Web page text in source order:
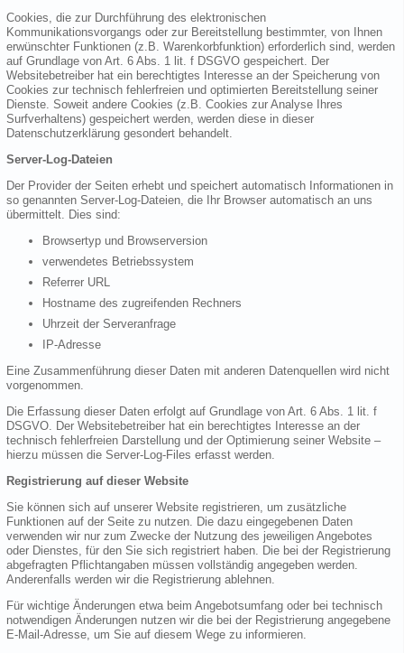
Cookies, die zur Durchführung des elektronischen
Kommunikationsvorgangs oder zur Bereitstellung bestimmter, von Ihnen
erwünschter Funktionen (z.B. Warenkorbfunktion) erforderlich sind, werden
auf Grundlage von Art. 6 Abs. 1 lit. f DSGVO gespeichert. Der
Websitebetreiber hat ein berechtigtes Interesse an der Speicherung von
Cookies zur technisch fehlerfreien und optimierten Bereitstellung seiner
Dienste. Soweit andere Cookies (z.B. Cookies zur Analyse Ihres
Surfverhaltens) gespeichert werden, werden diese in dieser
Datenschutzerklärung gesondert behandelt.
Server-Log-Dateien
Der Provider der Seiten erhebt und speichert automatisch Informationen in
so genannten Server-Log-Dateien, die Ihr Browser automatisch an uns
übermittelt. Dies sind:
Browsertyp und Browserversion
verwendetes Betriebssystem
Referrer URL
Hostname des zugreifenden Rechners
Uhrzeit der Serveranfrage
IP-Adresse
Eine Zusammenführung dieser Daten mit anderen Datenquellen wird nicht
vorgenommen.
Die Erfassung dieser Daten erfolgt auf Grundlage von Art. 6 Abs. 1 lit. f
DSGVO. Der Websitebetreiber hat ein berechtigtes Interesse an der
technisch fehlerfreien Darstellung und der Optimierung seiner Website –
hierzu müssen die Server-Log-Files erfasst werden.
Registrierung auf dieser Website
Sie können sich auf unserer Website registrieren, um zusätzliche
Funktionen auf der Seite zu nutzen. Die dazu eingegebenen Daten
verwenden wir nur zum Zwecke der Nutzung des jeweiligen Angebotes
oder Dienstes, für den Sie sich registriert haben. Die bei der Registrierung
abgefragten Pflichtangaben müssen vollständig angegeben werden.
Anderenfalls werden wir die Registrierung ablehnen.
Für wichtige Änderungen etwa beim Angebotsumfang oder bei technisch
notwendigen Änderungen nutzen wir die bei der Registrierung angegebene
E-Mail-Adresse, um Sie auf diesem Wege zu informieren.